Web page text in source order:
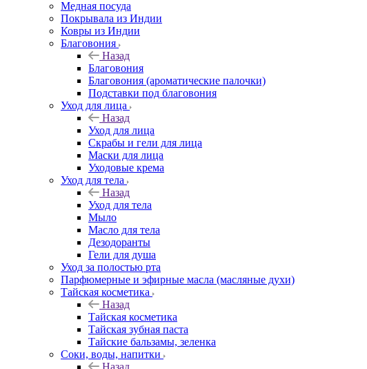
Медная посуда
Покрывала из Индии
Ковры из Индии
Благовония
Назад
Благовония
Благовония (ароматические палочки)
Подставки под благовония
Уход для лица
Назад
Уход для лица
Скрабы и гели для лица
Маски для лица
Уходовые крема
Уход для тела
Назад
Уход для тела
Мыло
Масло для тела
Дезодоранты
Гели для душа
Уход за полостью рта
Парфюмерные и эфирные масла (масляные духи)
Тайская косметика
Назад
Тайская косметика
Тайская зубная паста
Тайские бальзамы, зеленка
Соки, воды, напитки
Назад